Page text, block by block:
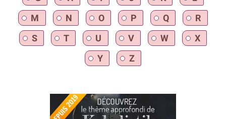
M
N O P Q
R
S
T U V W
X
Y
Z